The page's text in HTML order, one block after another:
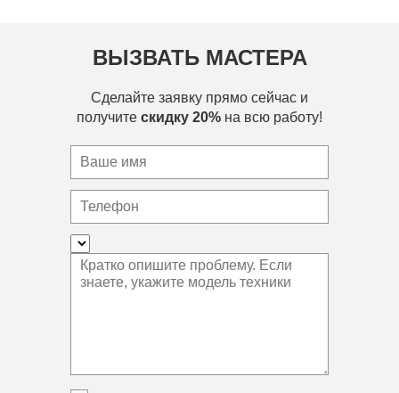
ВЫЗВАТЬ МАСТЕРА
Сделайте заявку прямо сейчас и
получите скидку 20% на всю работу!